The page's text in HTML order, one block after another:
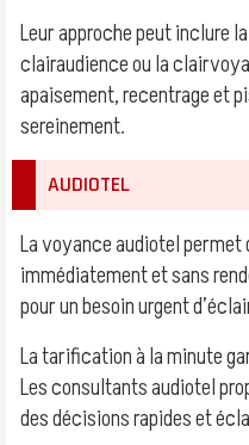
Leur approche peut inclure
clairaudience ou la
apaisement, recentrage et
sereinement.
AUDIOTEL
La voyance audiotel permet
immédiatement et sans
pour un besoin urgent
La tarification à la minute
Les consultants audiotel
des décisions rapides et